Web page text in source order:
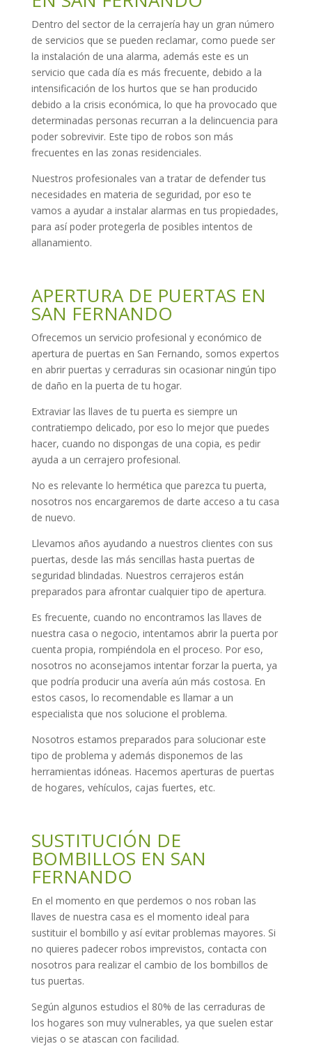
Dentro del sector de la cerrajería hay un gran número
de servicios que se pueden reclamar, como puede ser
la instalación de una alarma, además este es un
servicio que cada día es más frecuente, debido a la
intensificación de los hurtos que se han producido
debido a la crisis económica, lo que ha provocado que
determinadas personas recurran a la delincuencia para
poder sobrevivir. Este tipo de robos son más
frecuentes en las zonas residenciales.
Nuestros profesionales van a tratar de defender tus
necesidades en materia de seguridad, por eso te
vamos a ayudar a instalar alarmas en tus propiedades,
para así poder protegerla de posibles intentos de
allanamiento.
APERTURA DE PUERTAS EN
SAN FERNANDO
Ofrecemos un servicio profesional y económico de
apertura de puertas en San Fernando, somos expertos
en abrir puertas y cerraduras sin ocasionar ningún tipo
de daño en la puerta de tu hogar.
Extraviar las llaves de tu puerta es siempre un
contratiempo delicado, por eso lo mejor que puedes
hacer, cuando no dispongas de una copia, es pedir
ayuda a un cerrajero profesional.
No es relevante lo hermética que parezca tu puerta,
nosotros nos encargaremos de darte acceso a tu casa
de nuevo.
Llevamos años ayudando a nuestros clientes con sus
puertas, desde las más sencillas hasta puertas de
seguridad blindadas. Nuestros cerrajeros están
preparados para afrontar cualquier tipo de apertura.
Es frecuente, cuando no encontramos las llaves de
nuestra casa o negocio, intentamos abrir la puerta por
cuenta propia, rompiéndola en el proceso. Por eso,
nosotros no aconsejamos intentar forzar la puerta, ya
que podría producir una avería aún más costosa. En
estos casos, lo recomendable es llamar a un
especialista que nos solucione el problema.
Nosotros estamos preparados para solucionar este
tipo de problema y además disponemos de las
herramientas idóneas. Hacemos aperturas de puertas
de hogares, vehículos, cajas fuertes, etc.
SUSTITUCIÓN DE
BOMBILLOS EN SAN
FERNANDO
En el momento en que perdemos o nos roban las
llaves de nuestra casa es el momento ideal para
sustituir el bombillo y así evitar problemas mayores. Si
no quieres padecer robos imprevistos, contacta con
nosotros para realizar el cambio de los bombillos de
tus puertas.
Según algunos estudios el 80% de las cerraduras de
los hogares son muy vulnerables, ya que suelen estar
viejas o se atascan con facilidad.